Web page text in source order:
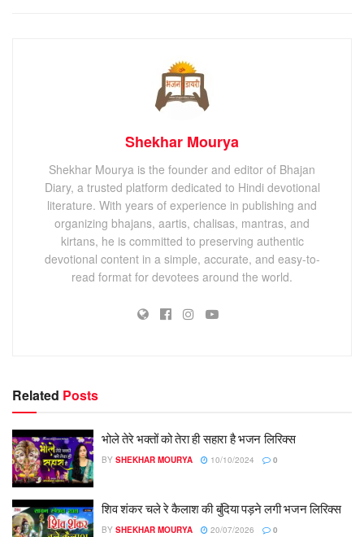
Shekhar Mourya
Shekhar Mourya is the founder and editor of Bhajan
Diary, a trusted platform dedicated to Hindi devotional
literature. With years of experience in publishing and
organizing bhajans, aartis, chalisas, mantras, and
kirtans, he is committed to preserving authentic
devotional content in a simple, accurate, and easy-to-
read format for devotees around the world.
Related Posts
भोले तेरे भक्तों को तेरा ही सहारा है भजन लिरिक्स
BY SHEKHAR MOURYA 10/10/2024 0
शिव शंकर चले रे कैलाश की बुंदिया पड़ने लगी भजन लिरिक्स
BY SHEKHAR MOURYA 20/07/2026 0